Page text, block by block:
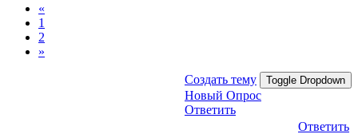
«
1
2
»
Создать тему Toggle Dropdown
Новый Опрос
Ответить
Ответить